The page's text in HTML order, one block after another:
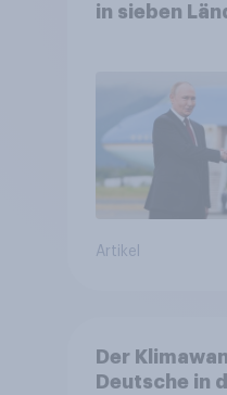
in sieben
Bündnisse
Artikel
Der
Deutsche in